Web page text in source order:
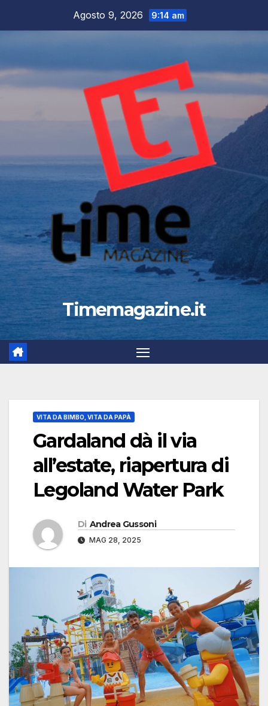
Agosto 9, 2026 9:14 am
Timemagazine.it
VITA DA BIMBO, VITA DA PAPÀ
Gardaland dà il via
all’estate, riapertura di
Legoland Water Park
Di Andrea Gussoni
MAG 28, 2025